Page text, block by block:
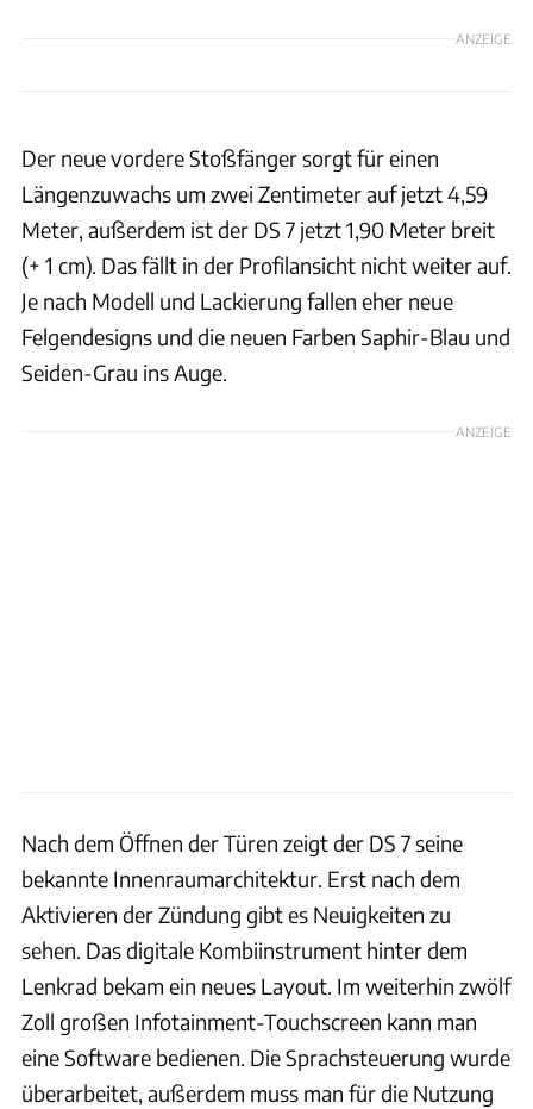
ANZEIGE
Der neue vordere Stoßfänger sorgt für einen
Längenzuwachs um zwei Zentimeter auf jetzt 4,59
Meter, außerdem ist der DS 7 jetzt 1,90 Meter breit
(+ 1 cm). Das fällt in der Profilansicht nicht weiter auf.
Je nach Modell und Lackierung fallen eher neue
Felgendesigns und die neuen Farben Saphir-Blau und
Seiden-Grau ins Auge.
ANZEIGE
Nach dem Öffnen der Türen zeigt der DS 7 seine
bekannte Innenraumarchitektur. Erst nach dem
Aktivieren der Zündung gibt es Neuigkeiten zu
sehen. Das digitale Kombiinstrument hinter dem
Lenkrad bekam ein neues Layout. Im weiterhin zwölf
Zoll großen Infotainment-Touchscreen kann man
eine Software bedienen. Die Sprachsteuerung wurde
überarbeitet, außerdem muss man für die Nutzung